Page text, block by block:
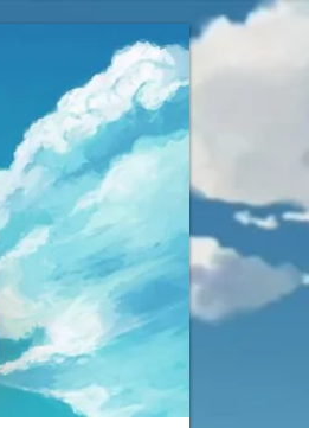
מעבר
לתוכן